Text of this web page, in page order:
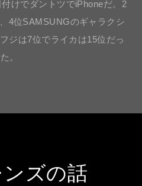
けでダントツでiPhoneだ。2
4位SAMSUNGのギャラクシ
ジは7位でライカは15位だっ
た。
ズの話